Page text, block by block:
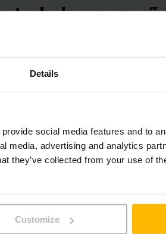
Details
social media features and to
media, advertising and analytics
they’ve collected from your use of
Customize
terhek egyszerű
hogy az olyan műszaki